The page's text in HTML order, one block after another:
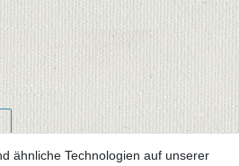
ähnliche Technologien auf unserer